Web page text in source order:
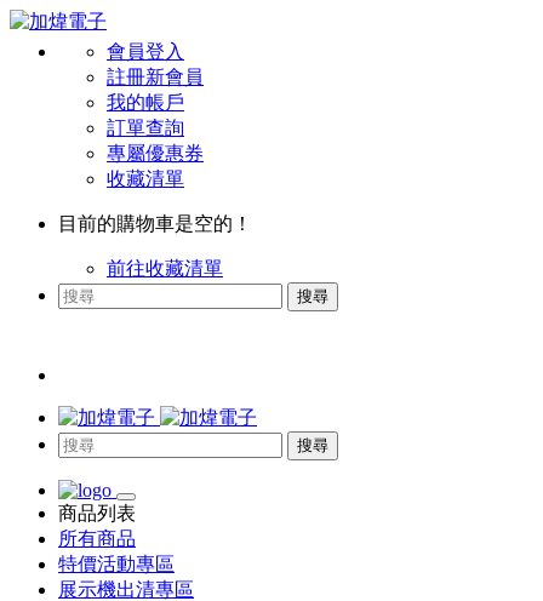
會員登入
註冊新會員
我的帳戶
訂單查詢
專屬優惠券
收藏清單
目前的購物車是空的！
前往收藏清單
搜尋
搜尋
商品列表
所有商品
特價活動專區
展示機出清專區